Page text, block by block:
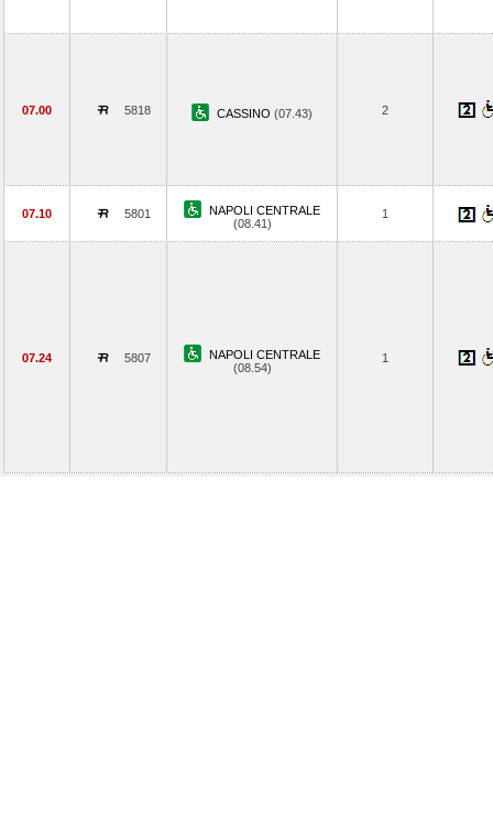
07.00 5818 CASSINO (07.43) 2
07.10 5801
NAPOLI CENTRALE
(08.41)
1
07.24 5807
NAPOLI CENTRALE
(08.54)
1